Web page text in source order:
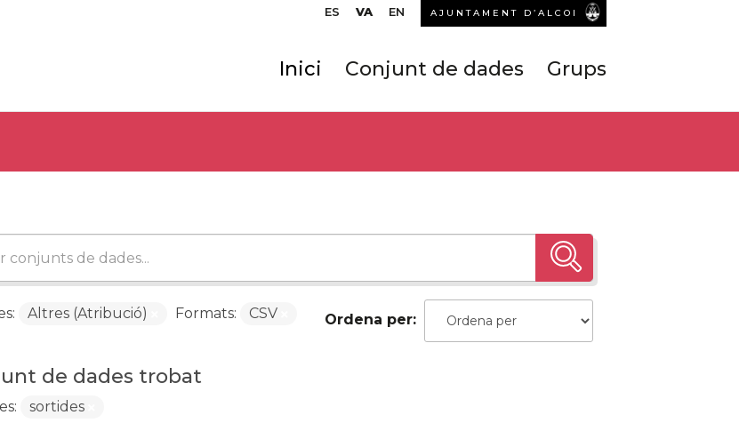
ES VA EN AJUNTAMENT D’ALCOI
Inici Conjunt de dades Grups
Ordena per
de dades trobat
Altres (Atribució) Formats: CSV
sortides